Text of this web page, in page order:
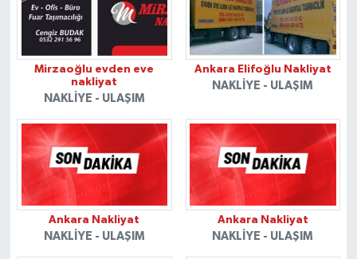
Mirzaoğlu evden eve
nakliyat
NAKLİYE - ULAŞIM
Ankara Elifoğlu Nakliyat
NAKLİYE - ULAŞIM
Ankara Nakliyat
NAKLİYE - ULAŞIM
Ankara Nakliyat
NAKLİYE - ULAŞIM